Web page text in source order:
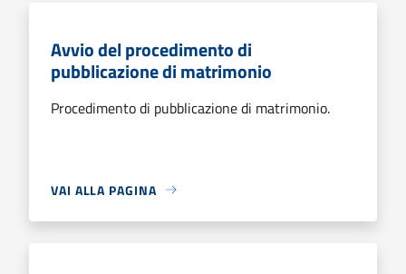
Avvio del procedimento di
pubblicazione di matrimonio
Procedimento di pubblicazione di matrimonio.
VAI ALLA PAGINA